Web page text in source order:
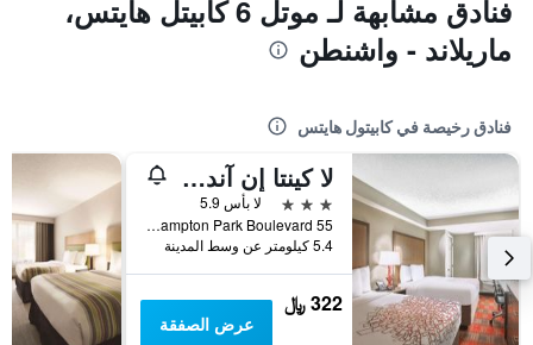
فنادق مشابهة لـ موتل 6 كابيتل هايتس،
ماريلاند - واشنطن
فنادق رخيصة في كابيتول هايتس
لا كينتا إن آند سويتس باي ويندام دي سي مترو كابيتال بيلتواي
3 نجوم
لا بأس 5.9
55 Hampton Park Boulevard, كابيتول هايتس, MD, الولايات المتحدة الأميريكية
5.4 كيلومتر عن وسط المدينة
322 ﷼
عرض الصفقة